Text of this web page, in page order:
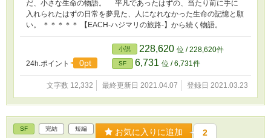
だ、小さな生命の物語。 平凡であったはずの、当たり前に手に
入れられたはずの日常を夢見た、人になれなかった生命の記憶と願
い。 ＊＊＊＊＊ 【EACH-ハジマリの旅路-】から続く物語。
24h.ポイント 0pt
小説 228,620 位 / 228,620件
SF 6,731 位 / 6,731件
文字数 12,332 最終更新日 2021.04.07 登録日 2021.03.23
SF 完結 短編 お気に入りに追加 2